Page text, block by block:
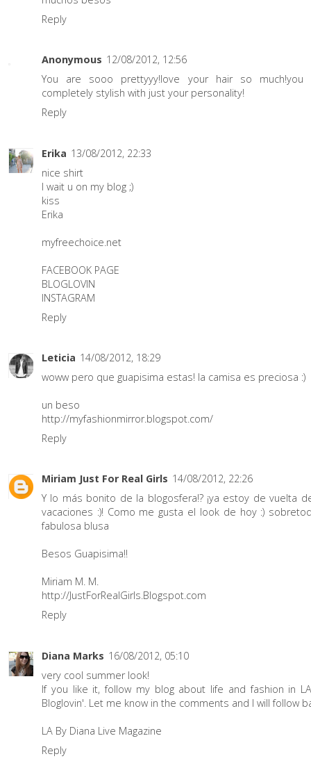
Reply
Anonymous 12/08/2012, 12:56
You are sooo prettyyy!love your hair so much!you
completely stylish with just your personality!
Reply
Erika 13/08/2012, 22:33
nice shirt
I wait u on my blog ;)
kiss
Erika
myfreechoice.net
FACEBOOK PAGE
BLOGLOVIN
INSTAGRAM
Reply
Leticia 14/08/2012, 18:29
woww pero que guapisima estas! la camisa es preciosa :)
un beso
http://myfashionmirror.blogspot.com/
Reply
Miriam Just For Real Girls 14/08/2012, 22:26
Y lo más bonito de la blogosfera!? ¡ya estoy de vuelta
vacaciones :)! Como me gusta el look de hoy :)
fabulosa blusa
Besos Guapisima!!
Miriam M. M.
http://JustForRealGirls.Blogspot.com
Reply
Diana Marks 16/08/2012, 05:10
very cool summer look!
If you like it, follow my blog about life and fashion in
Bloglovin'. Let me know in the comments and I will follow
LA By Diana Live Magazine
Reply